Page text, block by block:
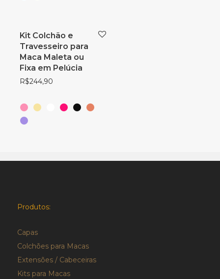
Kit Colchão e
Travesseiro para
Maca Maleta ou
Fixa em Pelúcia
R$244,90
Produtos:
Capas
Colchões para Macas
Extensões / Cabeceiras
Kits para Macas